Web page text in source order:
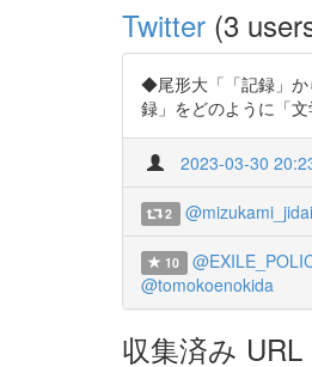
Twitter (3
◆尾形大「「記録」か
録」をどのように「
2023-03-30
2 @mizukami_jidai
10
@tomokoenokida
収集済み URL